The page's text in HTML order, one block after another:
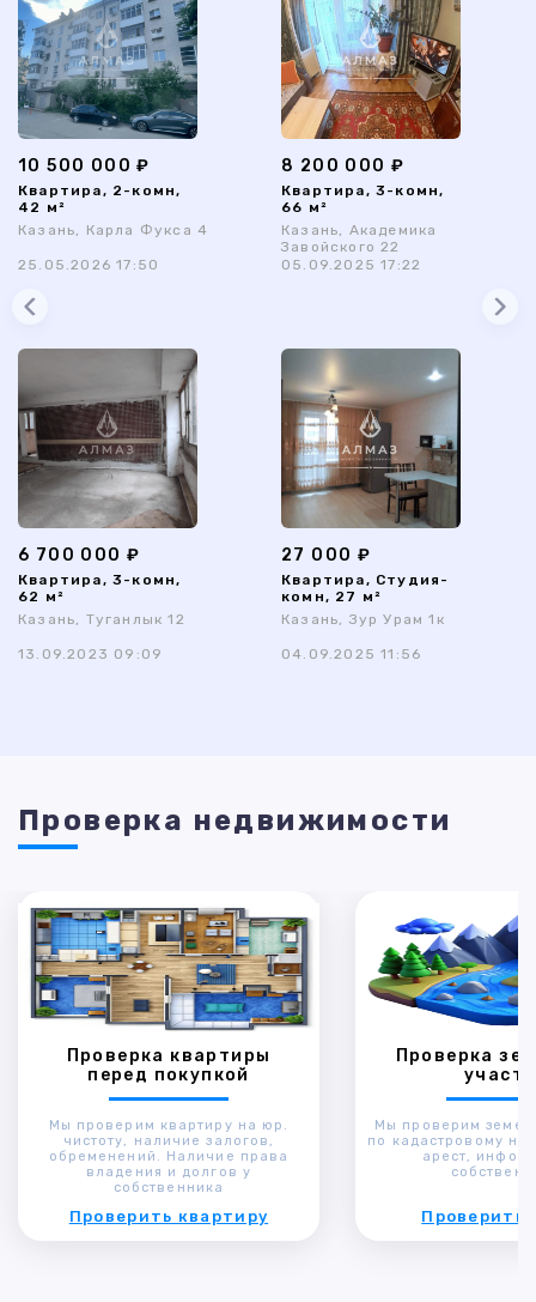
10 500 000 ₽
Квартира, 2-комн,
42 м²
Казань, Карла Фукса 4
25.05.2026 17:50
8 200 000 ₽
Квартира, 3-комн,
66 м²
Казань, Академика
Завойского 22
05.09.2025 17:22
6 700 000 ₽
Квартира, 3-комн,
62 м²
Казань, Туганлык 12
13.09.2023 09:09
27 000 ₽
Квартира, Студия-
комн, 27 м²
Казань, Зур Урам 1к
04.09.2025 11:56
Проверка недвижимости
Проверка квартиры
перед покупкой
Мы проверим квартиру на юр.
чистоту, наличие залогов,
обременений. Наличие права
владения и долгов у
собственника
Проверить квартиру
Проверка
Мы проверим
по кадастровому
арест,
Проверить